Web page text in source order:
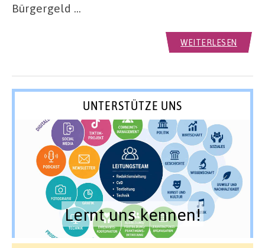
Bürgergeld …
WEITERLESEN
UNTERSTÜTZE UNS
Lernt uns kennen!